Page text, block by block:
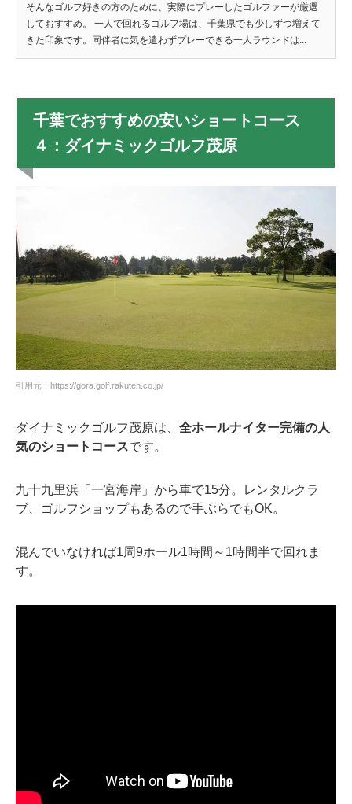
そんなゴルフ好きの方のために、実際にプレーしたゴルファーが厳選
しておすすめ。 一人で回れるゴルフ場は、千葉県でも少しずつ増えて
きた印象です。同伴者に気を遣わずプレーできる一人ラウンドは...
千葉でおすすめの安いショートコース
４：ダイナミックゴルフ茂原
引用元：https://gora.golf.rakuten.co.jp/
ダイナミックゴルフ茂原は、 全ホールナイター完備の人
気のショートコースです。
九十九里浜「一宮海岸」から車で15分。レンタルクラ
ブ、ゴルフショップもあるので手ぶらでもOK。
混んでいなければ1周9ホール1時間～1時間半で回れま
す。